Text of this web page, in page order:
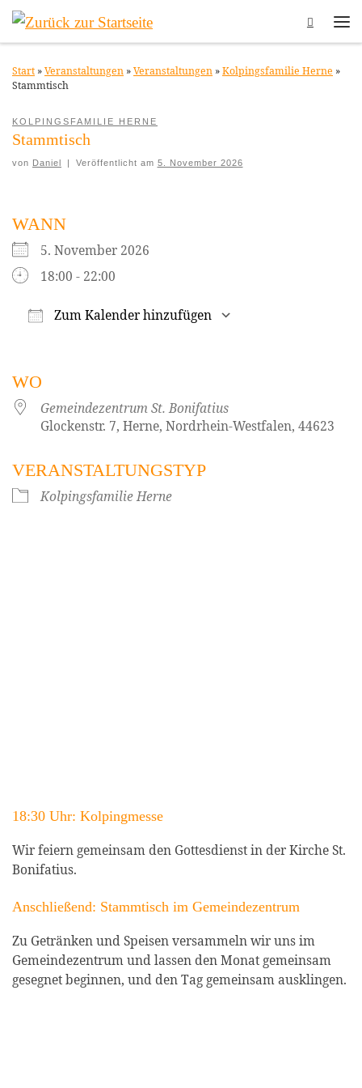
Zum Inhalt springen
Search
Start »Veranstaltungen »Veranstaltungen »Kolpingsfamilie Herne »
Stammtisch
KOLPINGSFAMILIE HERNE
Stammtisch
von Daniel Veröffentlicht am 5. November 2026
WANN
5. November 2026
18:00 - 22:00
Zum Kalender hinzufügen
WO
Gemeindezentrum St. Bonifatius
Glockenstr. 7, Herne, Nordrhein-Westfalen, 44623
VERANSTALTUNGSTYP
Kolpingsfamilie Herne
18:30 Uhr: Kolpingmesse
Wir feiern gemeinsam den Gottesdienst in der Kirche St.
Bonifatius.
Anschließend: Stammtisch im Gemeindezentrum
Zu Getränken und Speisen versammeln wir uns im
Gemeindezentrum und lassen den Monat gemeinsam
gesegnet beginnen, und den Tag gemeinsam ausklingen.